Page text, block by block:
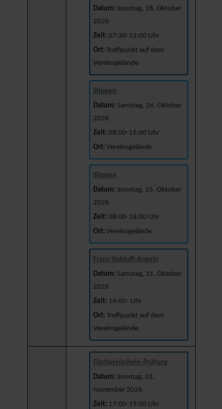
Datum: Sonntag, 18. Oktober
2026
Zeit: 07:30-12:00 Uhr
Ort: Treffpunkt auf dem
Vereinsgelände
Slippen
Datum: Samstag, 24. Oktober
2026
Zeit: 08:00-16:00 Uhr
Ort: Vereinsgelände
Slippen
Datum: Sonntag, 25. Oktober
2026
Zeit: 08:00-16:00 Uhr
Ort: Vereinsgelände
Franz-Rohloff-Angeln
Datum: Samstag, 31. Oktober
2026
Zeit: 14:00- Uhr
Ort: Treffpunkt auf dem
Vereinsgelände
Fischereischein-Prüfung
Datum: Sonntag, 01.
November 2026
Zeit: 17:00-19:00 Uhr